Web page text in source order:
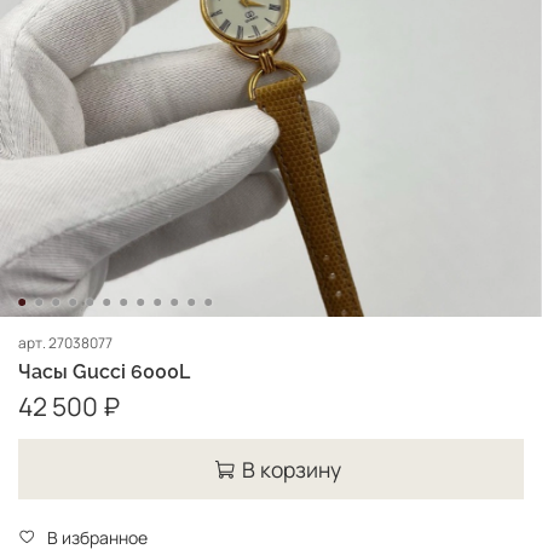
арт.27038077
Часы Gucci 6000L
42 500 ₽
В корзину
В избранное